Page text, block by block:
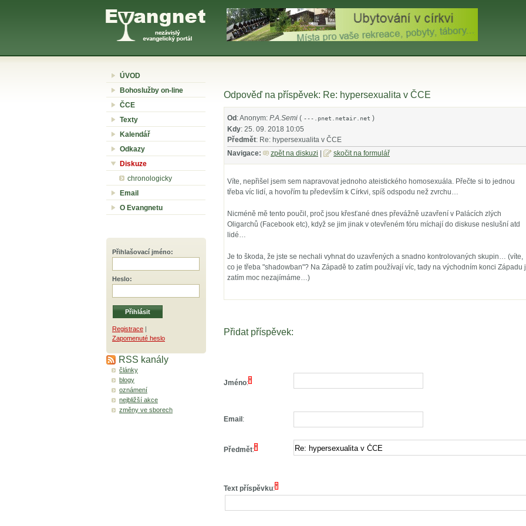
ÚVOD
Bohoslužby on-line
ČCE
Texty
Kalendář
Odkazy
Diskuze
chronologicky
Email
O Evangnetu
Přihlašovací jméno:
Heslo:
Registrace |
Zapomenuté heslo
RSS kanály
články
blogy
oznámení
nejbližší akce
změny ve sborech
Odpověď na příspěvek: Re: hypersexualita v ČCE
Od : Anonym: P.A.Semi ( ---.pnet.netair.net )
Kdy: 25. 09. 2018 10:05
Předmět: Re: hypersexualita v ČCE
Navigace:
zpět na diskuzi skočit na formulář
Víte, nepřišel jsem sem napravovat jednoho ateistického homosexuála. Přečte si to jednou
třeba víc lidí, a hovořím tu především k Církvi, spíš odspodu než zvrchu…
Nicméně mě tento poučil, proč jsou křesťané dnes převážně uzavření v Palácích zlých
Oligarchů (Facebook etc), když se jim jinak v otevřeném fóru míchají do diskuse neslušní atd
lidé…
Je to škoda, že jste se nechali vyhnat do uzavřených a snadno kontrolovaných skupin… (víte,
co je třeba "shadowban"? Na Západě to zatím používají víc, tady na východním konci Západu
zatím moc nezajímáme…)
Přidat příspěvek:
Jméno:*
Email :
Předmět:*
Text příspěvku:*